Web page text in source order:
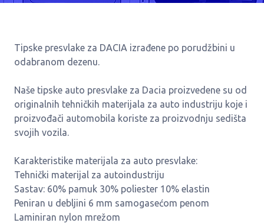
Tipske presvlake za DACIA izrađene po porudžbini u
odabranom dezenu.
Naše tipske auto presvlake za Dacia proizvedene su od
originalnih tehničkih materijala za auto industriju koje i
proizvođači automobila koriste za proizvodnju sedišta
svojih vozila.
Karakteristike materijala za auto presvlake:
Tehnički materijal za autoindustriju
Sastav: 60% pamuk 30% poliester 10% elastin
Peniran u debljini 6 mm samogasećom penom
Laminiran nylon mrežom